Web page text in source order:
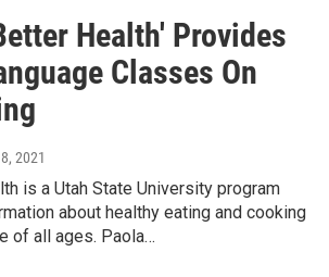
Health' Provides
Classes On
2021
is a Utah State University program
about healthy eating and cooking
of all ages. Paola…